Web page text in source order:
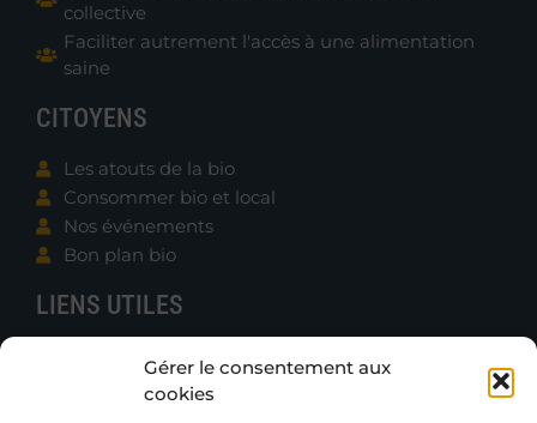
Gérer le consentement aux
cookies
collective
Faciliter autrement l'accès à une alimentation
saine
CITOYENS
Les atouts de la bio
Consommer bio et local
Nos événements
Bon plan bio
LIENS UTILES
Contacter B.e.N.